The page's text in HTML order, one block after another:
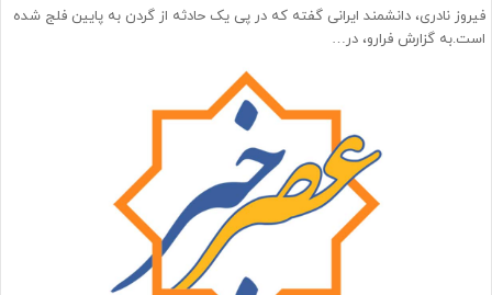
‌فیروز نادری، دانشمند ایرانی گفته که در پی یک حادثه از گردن به پایین فلج شده
است.به گزارش فرارو، در…